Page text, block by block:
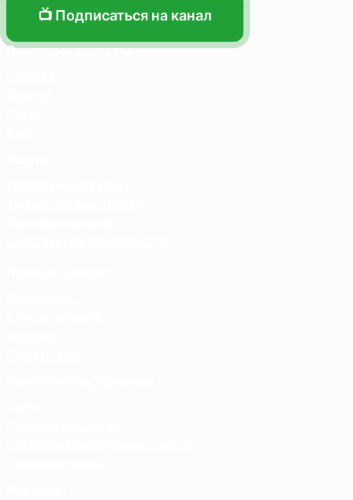
📺 Подписаться на канал
Основные разделы